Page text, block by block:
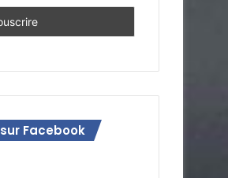
Facebook